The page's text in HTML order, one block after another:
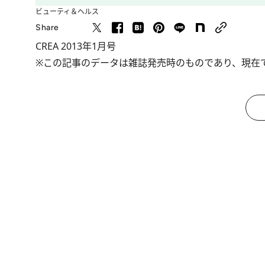
ビューティ＆ヘルス
Share
CREA 2013年1月号
※この記事のデータは雑誌発売時のものであり、現在